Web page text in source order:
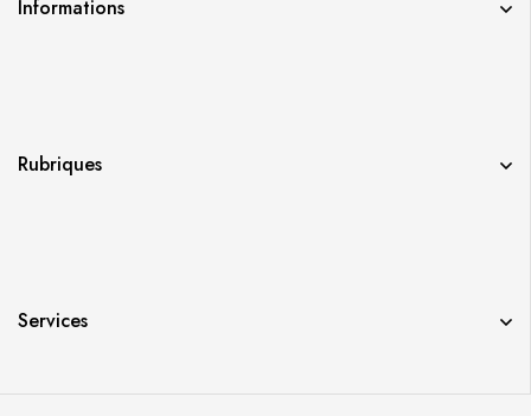
Informations
Rubriques
Services